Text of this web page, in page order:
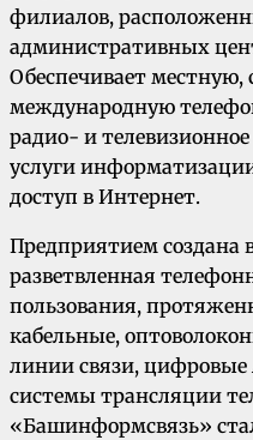
филиалов,
административных
Обеспечивает
международную
радио- и
услуги
доступ в Интернет.
Предприятием создана
разветвленная
пользования,
кабельные,
линии связи,
системы трансляции
«Башинформсвязь»